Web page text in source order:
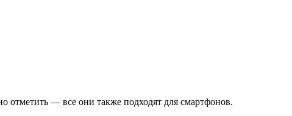
отметить — все они также подходят для смартфонов.